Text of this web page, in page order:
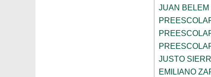
JUAN
JUSTO
EMILIANO